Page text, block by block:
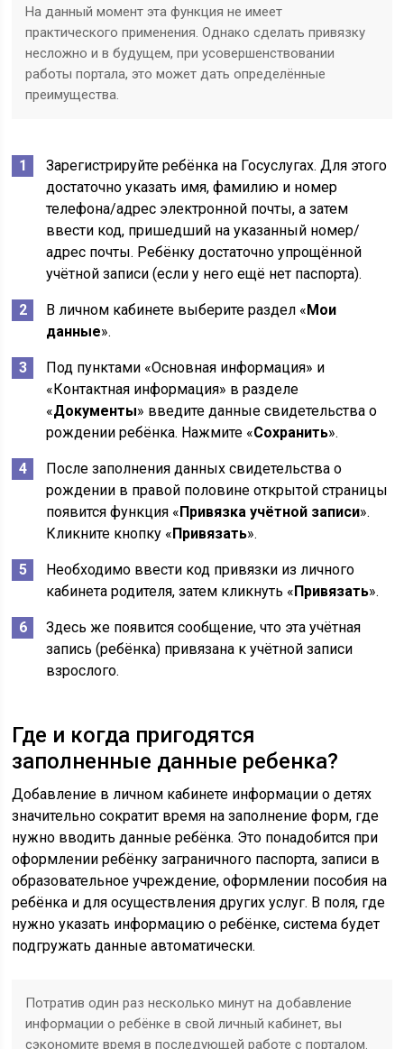
На данный момент эта функция не имеет
практического применения. Однако сделать привязку
несложно и в будущем, при усовершенствовании
работы портала, это может дать определённые
преимущества.
Зарегистрируйте ребёнка на Госуслугах. Для этого
достаточно указать имя, фамилию и номер
телефона/адрес электронной почты, а затем
ввести код, пришедший на указанный номер/
адрес почты. Ребёнку достаточно упрощённой
учётной записи (если у него ещё нет паспорта).
В личном кабинете выберите раздел «Мои
данные».
Под пунктами «Основная информация» и
«Контактная информация» в разделе
«Документы» введите данные свидетельства о
рождении ребёнка. Нажмите «Сохранить».
После заполнения данных свидетельства о
рождении в правой половине открытой страницы
появится функция «Привязка учётной записи».
Кликните кнопку «Привязать».
Необходимо ввести код привязки из личного
кабинета родителя, затем кликнуть «Привязать».
Здесь же появится сообщение, что эта учётная
запись (ребёнка) привязана к учётной записи
взрослого.
Где и когда пригодятся
заполненные данные ребенка?
Добавление в личном кабинете информации о детях
значительно сократит время на заполнение форм, где
нужно вводить данные ребёнка. Это понадобится при
оформлении ребёнку заграничного паспорта, записи в
образовательное учреждение, оформлении пособия на
ребёнка и для осуществления других услуг. В поля, где
нужно указать информацию о ребёнке, система будет
подгружать данные автоматически.
Потратив один раз несколько минут на добавление
информации о ребёнке в свой личный кабинет, вы
сэкономите время в последующей работе с порталом.